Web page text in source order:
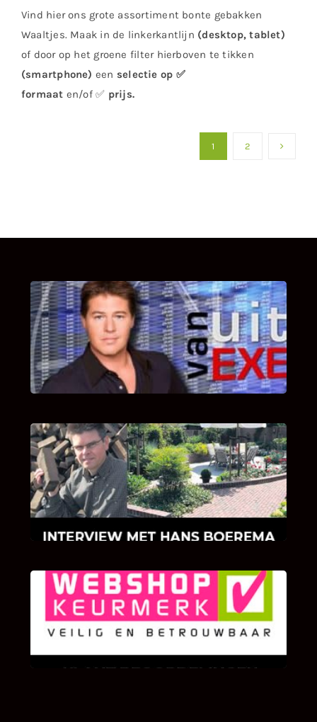
Vind hier ons grote assortiment bonte gebakken
Waaltjes. Maak in de linkerkantlijn (desktop, tablet)
of door op het groene filter hierboven te tikken
(smartphone) een selectie op ✅
formaat en/of ✅ prijs.
1 2
UITSTEL VAN EXECUTIE
Bekijk hier de fragmenten van de deelname
van Bricks and Stones aan dit programma.
INTERVIEW MET HANS BOEREMA
Hoe Bricks and Stones ontstaan is en wat
Hans Boerema motiveert in de wereld van
klinkers en tegels!
KLANT BEOORDELINGEN
We zijn er zeer op gesteld om te weten wat u
als klant van ons en onze diensten vindt.